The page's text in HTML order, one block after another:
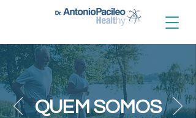
QUEM SOMOS